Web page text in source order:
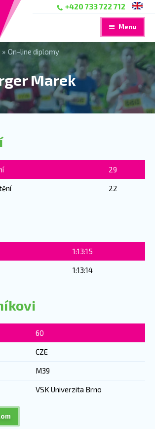
+420 733 722 712
Menu
» On-line diplomy
Marek
29
22
1:13:15
1:13:14
60
CZE
M39
VSK Univerzita Brno